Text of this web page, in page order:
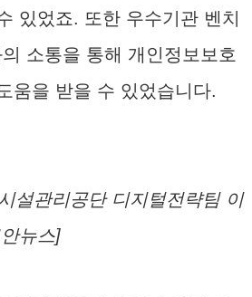
있었죠. 또한 우수기관 벤치
소통을 통해 개인정보보호
움을 받을 수 있었습니다.
설관리공단 디지털전략팀 이
뉴스]